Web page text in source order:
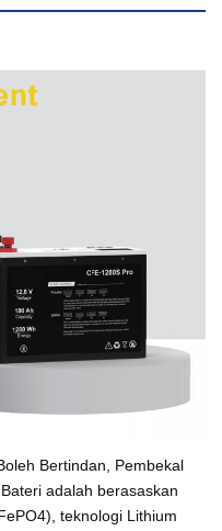
Bertindan, Pembekal
adalah berasaskan
teknologi Lithium